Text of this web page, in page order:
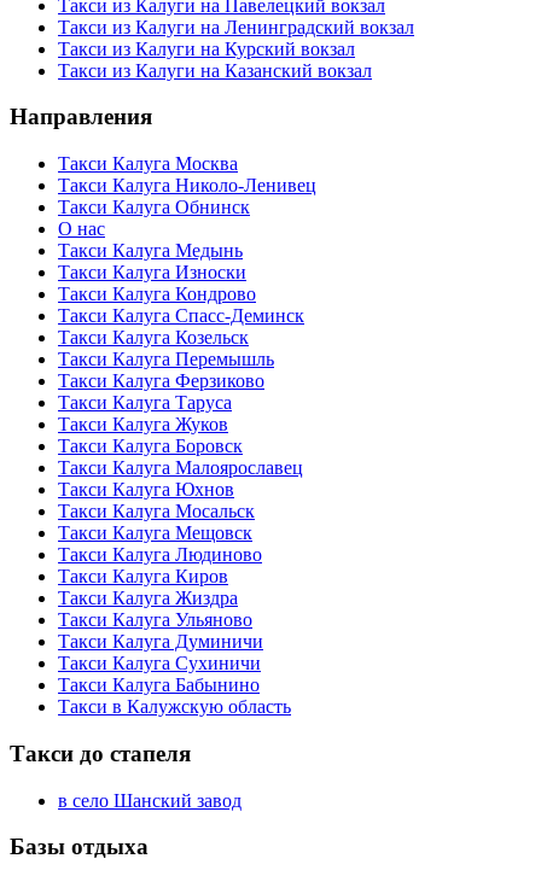
Такси из Калуги на Павелецкий вокзал
Такси из Калуги на Ленинградский вокзал
Такси из Калуги на Курский вокзал
Такси из Калуги на Казанский вокзал
Направления
Такси Калуга Москва
Такси Калуга Николо-Ленивец
Такси Калуга Обнинск
О нас
Такси Калуга Медынь
Такси Калуга Износки
Такси Калуга Кондрово
Такси Калуга Спасс-Деминск
Такси Калуга Козельск
Такси Калуга Перемышль
Такси Калуга Ферзиково
Такси Калуга Таруса
Такси Калуга Жуков
Такси Калуга Боровск
Такси Калуга Малоярославец
Такси Калуга Юхнов
Такси Калуга Мосальск
Такси Калуга Мещовск
Такси Калуга Людиново
Такси Калуга Киров
Такси Калуга Жиздра
Такси Калуга Ульяново
Такси Калуга Думиничи
Такси Калуга Сухиничи
Такси Калуга Бабынино
Такси в Калужскую область
Такси до стапеля
в село Шанский завод
Базы отдыха